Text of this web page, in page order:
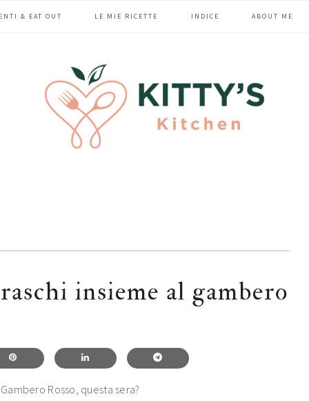
& EAT OUT LE MIE RICETTE INDICE ABOUT ME
insieme al gambero
Rosso, questa sera?